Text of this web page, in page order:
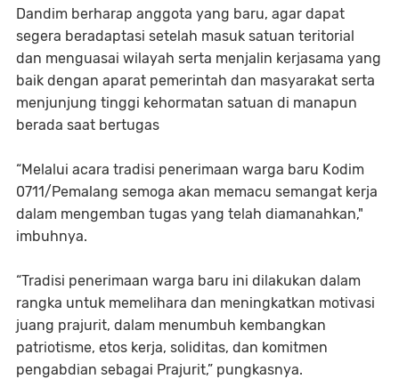
Dandim berharap anggota yang baru, agar dapat
segera beradaptasi setelah masuk satuan teritorial
dan menguasai wilayah serta menjalin kerjasama yang
baik dengan aparat pemerintah dan masyarakat serta
menjunjung tinggi kehormatan satuan di manapun
berada saat bertugas
“Melalui acara tradisi penerimaan warga baru Kodim
0711/Pemalang semoga akan memacu semangat kerja
dalam mengemban tugas yang telah diamanahkan,"
imbuhnya.
“Tradisi penerimaan warga baru ini dilakukan dalam
rangka untuk memelihara dan meningkatkan motivasi
juang prajurit, dalam menumbuh kembangkan
patriotisme, etos kerja, soliditas, dan komitmen
pengabdian sebagai Prajurit,” pungkasnya.